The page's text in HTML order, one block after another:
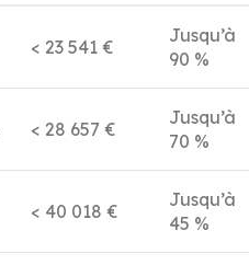
< 23 541 €
Jusqu’à
90 %
< 28 657 €
Jusqu’à
70 %
< 40 018 €
Jusqu’à
45 %